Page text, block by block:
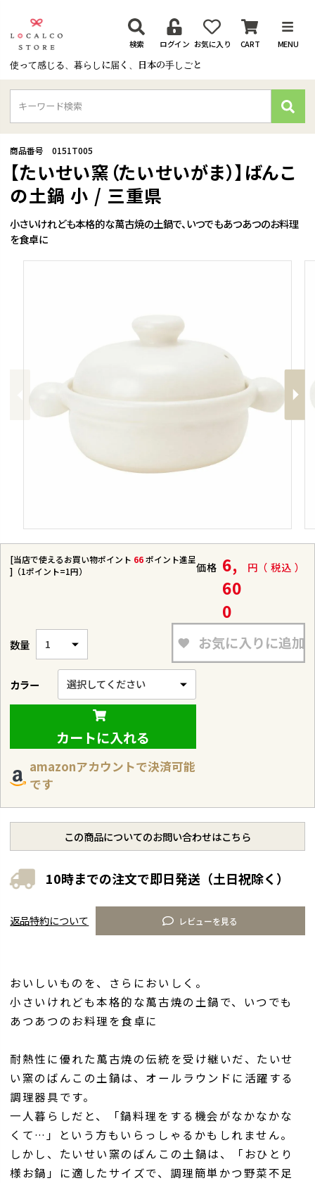
使って感じる、暮らしに届く、日本の手しごと
検索 ログイン お気に入り CART MENU
検
索
小さいけれども本格的な萬古焼の土鍋で、いつでもあつあつのお料理
を食卓に
【たいせい窯（たいせいがま）】ばんこ
の土鍋 小 / 三重県
商品番号 0151T005
[当店で使えるお買い物ポイント 66ポイント進呈
]（1ポイント=1円）
価格 6,
60
0
税込
カラー
お気に入りに追加
カートに入れる
amazonアカウントで決済可能
です
10時までの注文で即日発送（土日祝除く）
この商品についてのお問い合わせはこちら
レビューを見る
返品特約について
おいしいものを、さらにおいしく。
小さいけれども本格的な萬古焼の土鍋で、いつでも
あつあつのお料理を食卓に
耐熱性に優れた萬古焼の伝統を受け継いだ、たいせ
い窯のばんこの土鍋は、オールラウンドに活躍する
調理器具です。
一人暮らしだと、「鍋料理をする機会がなかなかな
くて…」という方もいらっしゃるかもしれません。
しかし、たいせい窯のばんこの土鍋は、「おひとり
様お鍋」に適したサイズで、調理簡単かつ野菜不足